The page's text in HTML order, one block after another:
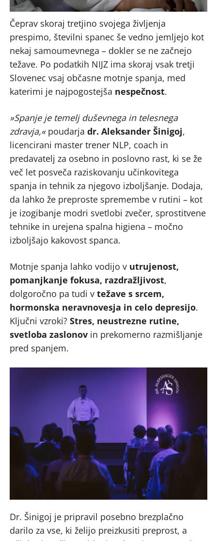
Čeprav skoraj tretjino svojega življenja
prespimo, številni spanec še vedno jemljejo kot
nekaj samoumevnega – dokler se ne začnejo
težave. Po podatkih NIJZ ima skoraj vsak tretji
Slovenec vsaj občasne motnje spanja, med
katerimi je najpogostejša nespečnost.
»Spanje je temelj duševnega in telesnega
zdravja,«poudarja dr. Aleksander Šinigoj,
licencirani master trener NLP, coach in
predavatelj za osebno in poslovno rast, ki se že
več let posveča raziskovanju učinkovitega
spanja in tehnik za njegovo izboljšanje. Dodaja,
da lahko že preproste spremembe v rutini – kot
je izogibanje modri svetlobi zvečer, sprostitvene
tehnike in urejena spalna higiena – močno
izboljšajo kakovost spanca.
Motnje spanja lahko vodijo v utrujenost,
pomanjkanje fokusa, razdražljivost,
dolgoročno pa tudi v težave s srcem,
hormonska neravnovesja in celo depresijo.
Ključni vzroki? Stres, neustrezne rutine,
svetloba zaslonov in prekomerno razmišljanje
pred spanjem.
Dr. Šinigoj je pripravil posebno brezplačno
darilo za vse, ki želijo preizkusiti preprost, a